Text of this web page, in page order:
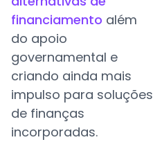
financiamento além
do apoio
governamental e
criando ainda mais
impulso para soluções
de finanças
incorporadas.